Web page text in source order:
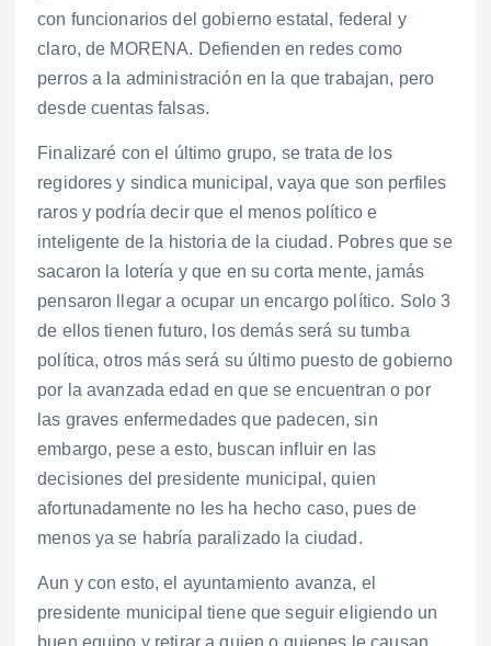
con funcionarios del gobierno estatal, federal y
claro, de MORENA. Defienden en redes como
perros a la administración en la que trabajan, pero
desde cuentas falsas.
Finalizaré con el último grupo, se trata de los
regidores y sindica municipal, vaya que son perfiles
raros y podría decir que el menos político e
inteligente de la historia de la ciudad. Pobres que se
sacaron la lotería y que en su corta mente, jamás
pensaron llegar a ocupar un encargo político. Solo 3
de ellos tienen futuro, los demás será su tumba
política, otros más será su último puesto de gobierno
por la avanzada edad en que se encuentran o por
las graves enfermedades que padecen, sin
embargo, pese a esto, buscan influir en las
decisiones del presidente municipal, quien
afortunadamente no les ha hecho caso, pues de
menos ya se habría paralizado la ciudad.
Aun y con esto, el ayuntamiento avanza, el
presidente municipal tiene que seguir eligiendo un
buen equipo y retirar a quien o quienes le causan